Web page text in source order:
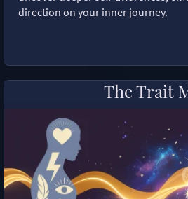
direction on your inner journey.
The Trait